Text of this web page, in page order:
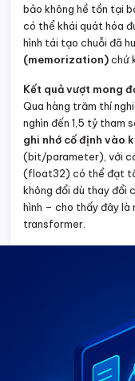
bảo không hề tồn tại
có thể khái quát hóa
hình tái tạo chuỗi đã
(memorization)chứ
Kết quả vượt mong
Qua hàng trăm thí
nghìn đến 1,5 tỷ tham
ghi nhớ cố định vào
(bit/parameter), với
(float32) có thể đạt
không đổi dù thay đổi
hình – cho thấy đây là
transformer.